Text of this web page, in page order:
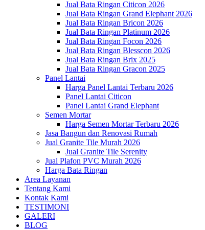
Jual Bata Ringan Citicon 2026
Jual Bata Ringan Grand Elephant 2026
Jual Bata Ringan Bricon 2026
Jual Bata Ringan Platinum 2026
Jual Bata Ringan Focon 2026
Jual Bata Ringan Blesscon 2026
Jual Bata Ringan Brix 2025
Jual Bata Ringan Gracon 2025
Panel Lantai
Harga Panel Lantai Terbaru 2026
Panel Lantai Citicon
Panel Lantai Grand Elephant
Semen Mortar
Harga Semen Mortar Terbaru 2026
Jasa Bangun dan Renovasi Rumah
Jual Granite Tile Murah 2026
Jual Granite Tile Serenity
Jual Plafon PVC Murah 2026
Harga Bata Ringan
Area Layanan
Tentang Kami
Kontak Kami
TESTIMONI
GALERI
BLOG